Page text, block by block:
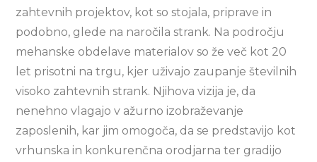
zahtevnih projektov, kot so stojala, priprave in
podobno, glede na naročila strank. Na področju
mehanske obdelave materialov so že več kot 20
let prisotni na trgu, kjer uživajo zaupanje številnih
visoko zahtevnih strank. Njihova vizija je, da
nenehno vlagajo v ažurno izobraževanje
zaposlenih, kar jim omogoča, da se predstavijo kot
vrhunska in konkurenčna orodjarna ter gradijo